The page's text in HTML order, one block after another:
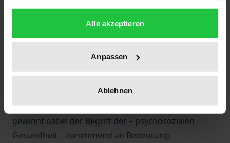
gesammelt haben.
Alle akzeptieren
Anpassen
Ablehnen
Einstellungen und Verhaltensweisen anzunehmen
und langfristig in ihre Lebensweise zu integrieren.
Kostenträger andererseits ist das in der
vorliegenden Arbeit dargestellte
Gesundheitsförderungsprogramm von der Autorin
konzipiert worden. In diesem Spannungsfeld
gewinnt dabei der Begriff der – psychosozialen
Gesundheit – zunehmend an Bedeutung.